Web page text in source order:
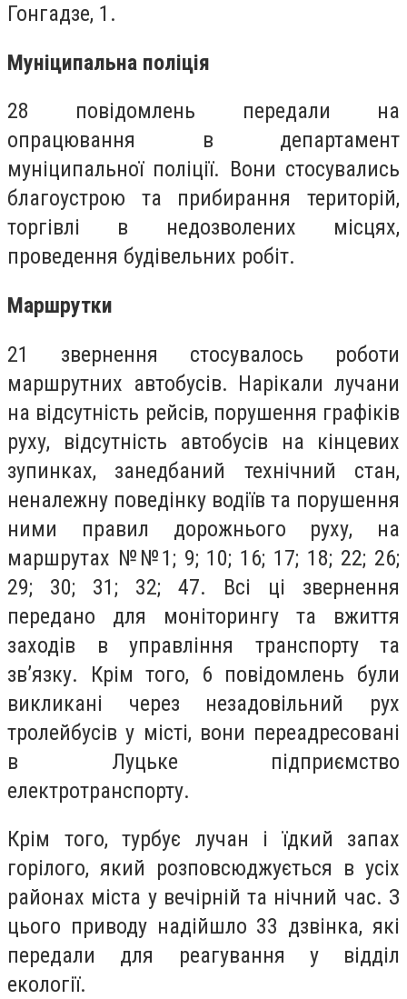
Гонгадзе, 1.
Муніципальна поліція
28 повідомлень передали на
опрацювання в департамент
муніципальної поліції. Вони стосувались
благоустрою та прибирання територій,
торгівлі в недозволених місцях,
проведення будівельних робіт.
Маршрутки
21 звернення стосувалось роботи
маршрутних автобусів. Нарікали лучани
на відсутність рейсів, порушення графіків
руху, відсутність автобусів на кінцевих
зупинках, занедбаний технічний стан,
неналежну поведінку водіїв та порушення
ними правил дорожнього руху, на
маршрутах №№1; 9; 10; 16; 17; 18; 22; 26;
29; 30; 31; 32; 47. Всі ці звернення
передано для моніторингу та вжиття
заходів в управління транспорту та
зв’язку. Крім того, 6 повідомлень були
викликані через незадовільний рух
тролейбусів у місті, вони переадресовані
в Луцьке підприємство
електротранспорту.
Крім того, турбує лучан і їдкий запах
горілого, який розповсюджується в усіх
районах міста у вечірній та нічний час. З
цього приводу надійшло 33 дзвінка, які
передали для реагування у відділ
екології.